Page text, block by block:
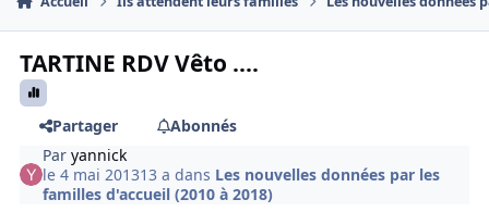
TARTINE RDV Vêto ....
Partager
Abonnés
Paryannick
le 4 mai 201313 a dans Les nouvelles données par les
familles d'accueil (2010 à 2018)